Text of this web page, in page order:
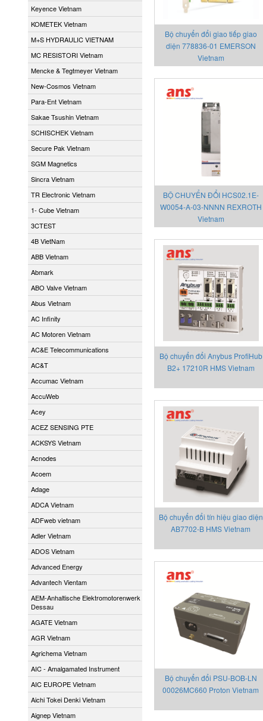
Keyence Vietnam
KOMETEK Vietnam
M+S HYDRAULIC VIETNAM
MC RESISTORI Vietnam
Mencke & Tegtmeyer Vietnam
New-Cosmos Vietnam
Para-Ent Vietnam
Sakae Tsushin Vietnam
SCHISCHEK Vietnam
Secure Pak Vietnam
SGM Magnetics
Sincra Vietnam
TR Electronic Vietnam
1- Cube Vietnam
3CTEST
4B VietNam
ABB Vietnam
Abmark
ABO Valve Vietnam
Abus Vietnam
AC Infinity
AC Motoren Vietnam
AC&E Telecommunications
AC&T
Accumac Vietnam
AccuWeb
Acey
ACEZ SENSING PTE
ACKSYS Vietnam
Acnodes
Acoem
Adage
ADCA Vietnam
ADFweb vietnam
Adler Vietnam
ADOS Vietnam
Advanced Energy
Advantech Vientam
AEM-Anhaltische Elektromotorenwerk
Dessau
AGATE Vietnam
AGR Vietnam
Agrichema Vietnam
AIC - Amalgamated Instrument
AIC EUROPE Vietnam
Aichi Tokei Denki Vietnam
Aignep Vietnam
Bộ chuyển đổi giao tiếp giao
diện 778836-01 EMERSON
Vietnam
BỘ CHUYỂN ĐỔI HCS02.1E-
W0054-A-03-NNNN REXROTH
Vietnam
Bộ chuyển đổi Anybus ProfiHub
B2+ 17210R HMS Vietnam
Bộ chuyển đổi tín hiệu giao diện
AB7702-B HMS Vietnam
Bộ chuyển đổi PSU-BOB-LN
00026MC660 Proton Vietnam